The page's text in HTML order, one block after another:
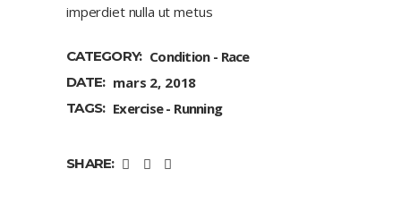
imperdiet nulla ut metus
CATEGORY: Condition Race
DATE: mars 2, 2018
TAGS: Exercise Running
SHARE: